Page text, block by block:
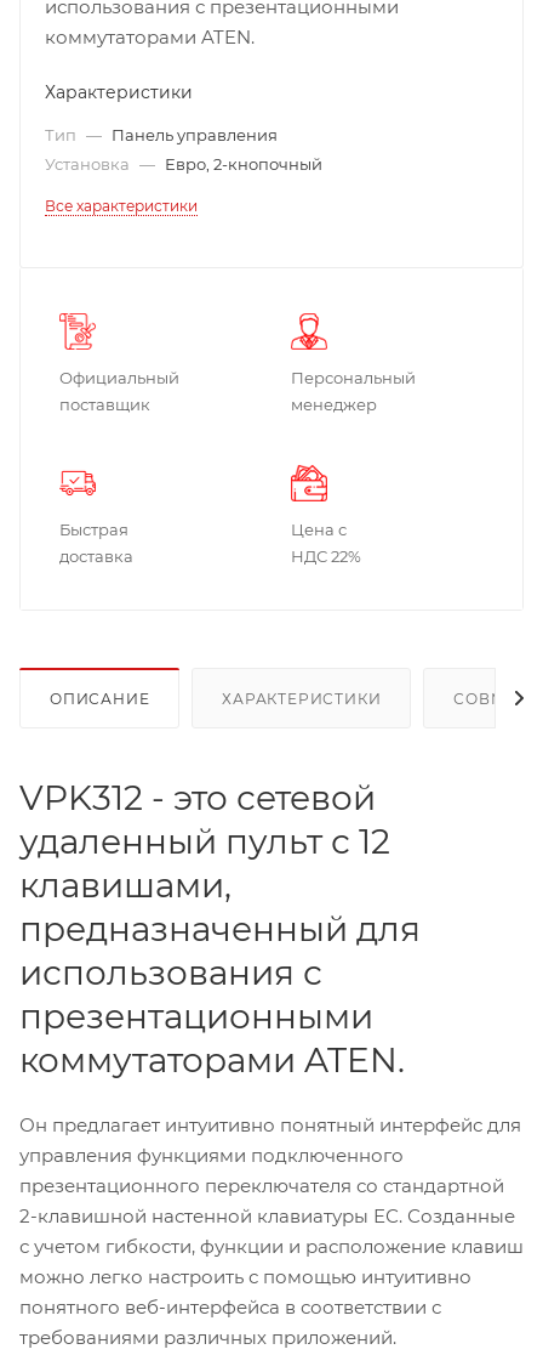
использования с презентационными
коммутаторами ATEN.
Характеристики
Тип — Панель управления
Установка — Евро, 2-кнопочный
Все характеристики
Официальный
поставщик
Персональный
менеджер
Быстрая
доставка
Цена с
НДС 22%
ОПИСАНИЕ ХАРАКТЕРИСТИКИ
VPK312 - это сетевой
удаленный пульт с 12
клавишами,
предназначенный для
использования с
презентационными
коммутаторами ATEN.
Он предлагает интуитивно понятный интерфейс для
управления функциями подключенного
презентационного переключателя со стандартной
2-клавишной настенной клавиатуры ЕС. Созданные
с учетом гибкости, функции и расположение клавиш
можно легко настроить с помощью интуитивно
понятного веб-интерфейса в соответствии с
требованиями различных приложений.